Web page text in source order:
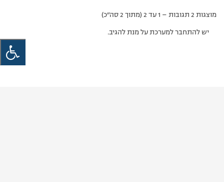
מוצגות 2 תגובות – 1 עד 2 (מתוך 2 סה״כ)
יש להתחבר למערכת על מנת להגיב.